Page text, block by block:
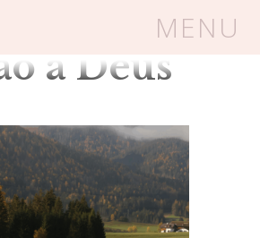
MENU
seguro onde mulheres
Carrinho Login
a Deus